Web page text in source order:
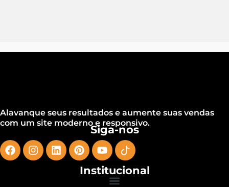
Alavanque seus resultados e aumente suas vendas
com um site moderno e responsivo.
Siga-nos
Institucional